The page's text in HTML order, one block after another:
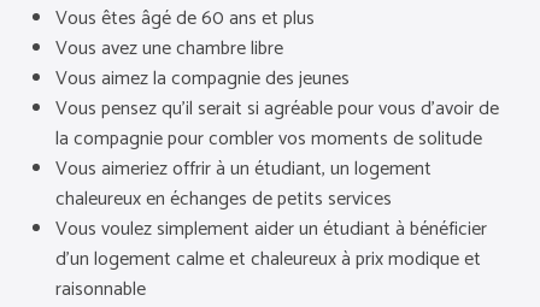
Vous êtes âgé de 60 ans et plus
Vous avez une chambre libre
Vous aimez la compagnie des jeunes
Vous pensez qu’il serait si agréable pour vous d’avoir de
la compagnie pour combler vos moments de solitude
Vous aimeriez offrir à un étudiant, un logement
chaleureux en échanges de petits services
Vous voulez simplement aider un étudiant à bénéficier
d’un logement calme et chaleureux à prix modique et
raisonnable